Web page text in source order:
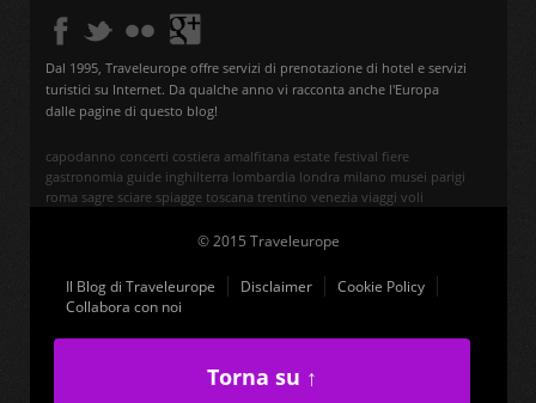
Dal 1995, Traveleurope offre servizi di prenotazione di hotel e servizi
turistici su Internet. Da qualche anno vi racconta anche l'Europa
dalle pagine di questo blog!
capodanno concerti costiera amalfitana estate festival fiere
gastronomia guide inghilterra lombardia londra milano musei parigi
roma sagre sciare spiagge toscana trentino venezia viaggi voli
© 2015 Traveleurope
Il Blog di Traveleurope Disclaimer
Cookie Policy
Collabora con noi
Torna su ↑